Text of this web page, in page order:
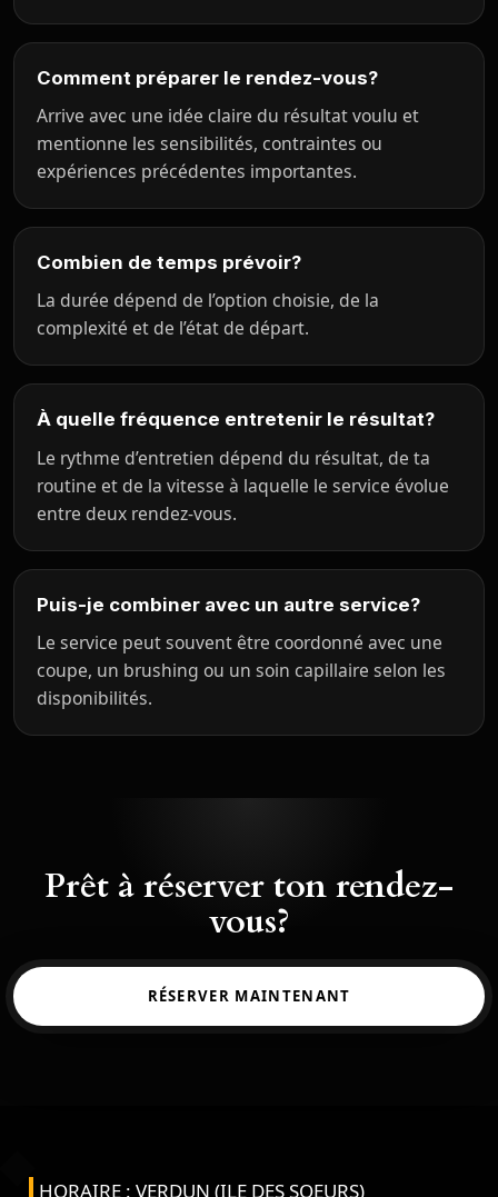
Comment préparer le rendez-vous?
Arrive avec une idée claire du résultat voulu et
mentionne les sensibilités, contraintes ou
expériences précédentes importantes.
Combien de temps prévoir?
La durée dépend de l’option choisie, de la
complexité et de l’état de départ.
À quelle fréquence entretenir le résultat?
Le rythme d’entretien dépend du résultat, de ta
routine et de la vitesse à laquelle le service évolue
entre deux rendez-vous.
Puis-je combiner avec un autre service?
Le service peut souvent être coordonné avec une
coupe, un brushing ou un soin capillaire selon les
disponibilités.
Prêt à réserver ton rendez-
vous?
RÉSERVER MAINTENANT
HORAIRE : VERDUN (ILE DES SOEURS)